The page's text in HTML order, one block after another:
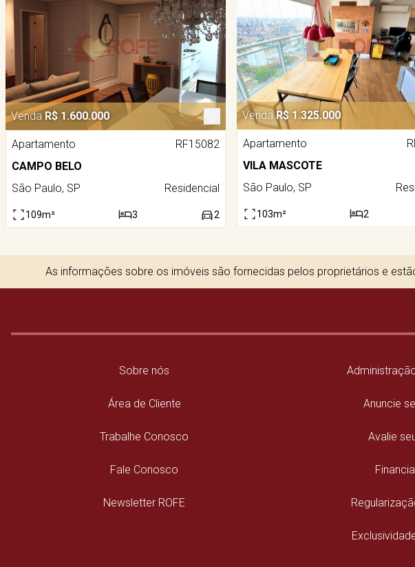
Venda R$ 1.600.000
Apartamento
RF15082
CAMPO BELO
São Paulo, SP
Residencial
109m² 3 2
Venda R$ 1.325.000
Apartamento
VILA MASCOTE
São Paulo, SP
103m² 2
As informações sobre os imóveis são fornecidas pelos proprietários e
Sobre nós
Área de Cliente
Trabalhe Conosco
Fale Conosco
Newsletter ROFE
Anuncie
Avalie